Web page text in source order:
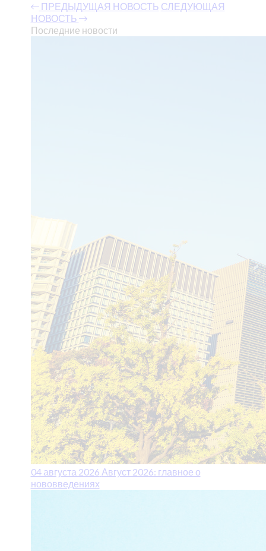
ПРЕДЫДУЩАЯ НОВОСТЬ СЛЕДУЮЩАЯ
НОВОСТЬ
Последние новости
04 августа 2026 Август 2026: главное о
нововведениях